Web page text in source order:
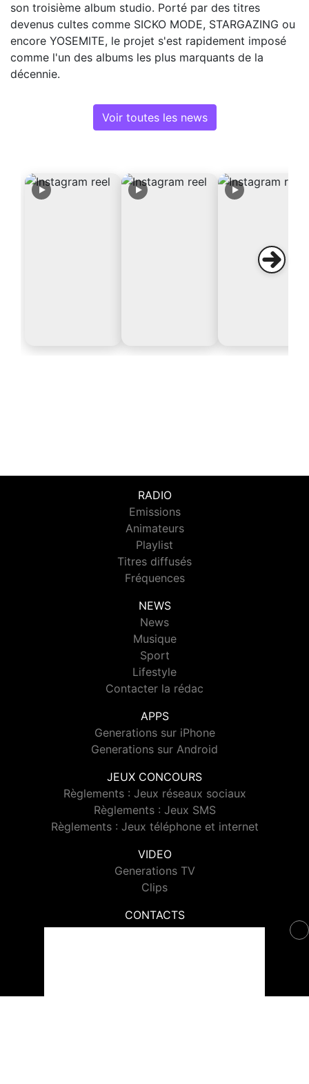
son troisième album studio. Porté par des titres
devenus cultes comme SICKO MODE, STARGAZING ou
encore YOSEMITE, le projet s'est rapidement imposé
comme l'un des albums les plus marquants de la
décennie.
Voir toutes les news
RADIO
Emissions
Animateurs
Playlist
Titres diffusés
Fréquences
NEWS
News
Musique
Sport
Lifestyle
Contacter la rédac
APPS
Generations sur iPhone
Generations sur Android
JEUX CONCOURS
Règlements : Jeux réseaux sociaux
Règlements : Jeux SMS
Règlements : Jeux téléphone et internet
VIDEO
Generations TV
Clips
CONTACTS
Contacter Generations